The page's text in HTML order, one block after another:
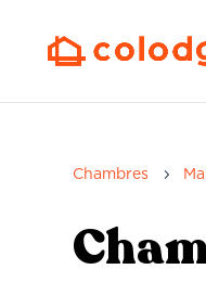
Chambres 5